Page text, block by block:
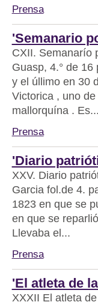
Prensa
'Semanario
CXII. Semanarío
Guasp, 4.° de
y el úllimo en 30
Victorica , uno
mallorquína . Es...
Prensa
'Diario
XXV. Diario
Garcia fol.de 4.
1823 en que se
en que se
Llevaba el...
Prensa
'El atleta de
XXXII El atleta